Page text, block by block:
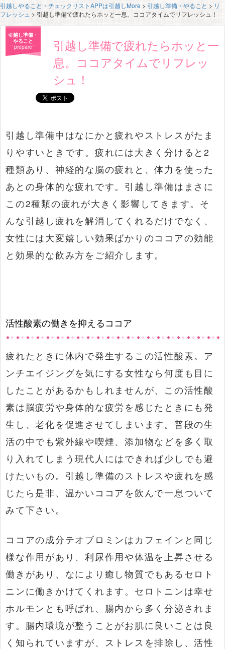
引越しやること・チェックリストAPPは引越しMore > 引越し準備・やること > リ
フレッシュ > 引越し準備で疲れたらホッと一息。ココアタイムでリフレッシュ！
引越し準備・
やること
prepare
引越し準備で疲れたらホッと一
息。ココアタイムでリフレッ
シュ！
引越し準備中はなにかと疲れやストレスがたま
りやすいときです。疲れには大きく分けると2
種類あり、神経的な脳の疲れと、体力を使った
あとの身体的な疲れです。引越し準備はまさに
この2種類の疲れが大きく影響してきます。そ
んな引越し疲れを解消してくれるだけでなく、
女性には大変嬉しい効果ばかりのココアの効能
と効果的な飲み方をご紹介します。
活性酸素の働きを抑えるココア
疲れたときに体内で発生するこの活性酸素。ア
ンチエイジングを気にする女性なら何度も目に
したことがあるかもしれませんが、この活性酸
素は脳疲労や身体的な疲労を感じたときにも発
生し、老化を促進させてしまいます。普段の生
活の中でも紫外線や喫煙、添加物などを多く取
り入れてしまう現代人にはできれば少しでも避
けたいもの。引越し準備のストレスや疲れを感
じたら是非、温かいココアを飲んで一息ついて
みて下さい。
ココアの成分テオブロミンはカフェインと同じ
様な作用があり、利尿作用や体温を上昇させる
働きがあり、なにより癒し物質でもあるセロト
ニンに働きかけてくれます。セロトニンは幸せ
ホルモンとも呼ばれ、腸内から多く分泌されま
す。腸内環境が整うことがお肌に良いことは良
く知られていますが、ストレスを排除し、活性